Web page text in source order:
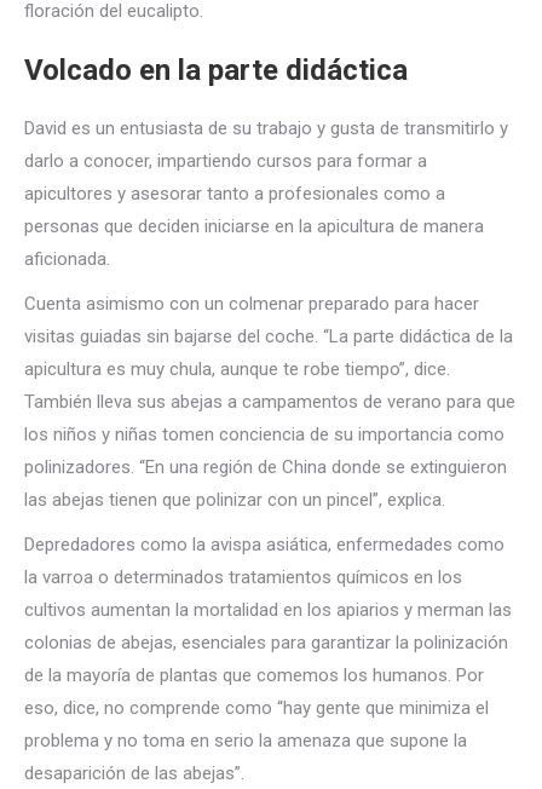
floración del eucalipto.
Volcado en la parte didáctica
David es un entusiasta de su trabajo y gusta de transmitirlo y
darlo a conocer, impartiendo cursos para formar a
apicultores y asesorar tanto a profesionales como a
personas que deciden iniciarse en la apicultura de manera
aficionada.
Cuenta asimismo con un colmenar preparado para hacer
visitas guiadas sin bajarse del coche. “La parte didáctica de la
apicultura es muy chula, aunque te robe tiempo”, dice.
También lleva sus abejas a campamentos de verano para que
los niños y niñas tomen conciencia de su importancia como
polinizadores. “En una región de China donde se extinguieron
las abejas tienen que polinizar con un pincel”, explica.
Depredadores como la avispa asiática, enfermedades como
la varroa o determinados tratamientos químicos en los
cultivos aumentan la mortalidad en los apiarios y merman las
colonias de abejas, esenciales para garantizar la polinización
de la mayoría de plantas que comemos los humanos. Por
eso, dice, no comprende como “hay gente que minimiza el
problema y no toma en serio la amenaza que supone la
desaparición de las abejas”.